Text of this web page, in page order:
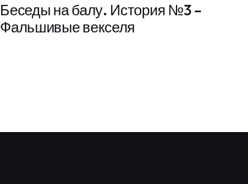
Беседы на балу. История №3 –
Фальшивые векселя